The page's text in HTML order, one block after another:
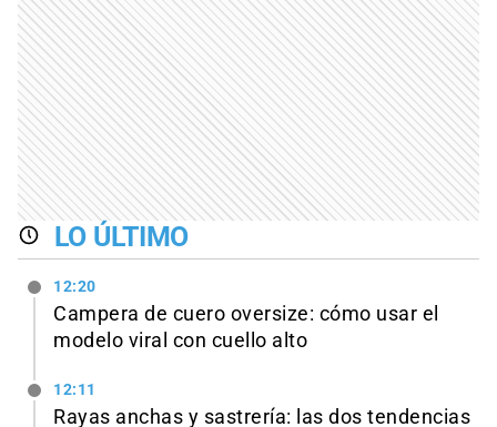
LO ÚLTIMO
12:20
Campera de cuero oversize: cómo usar el
modelo viral con cuello alto
12:11
Rayas anchas y sastrería: las dos tendencias